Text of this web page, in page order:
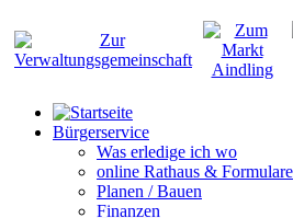
Bürgerservice
Was erledige ich wo
online Rathaus & Formulare
Planen / Bauen
Finanzen